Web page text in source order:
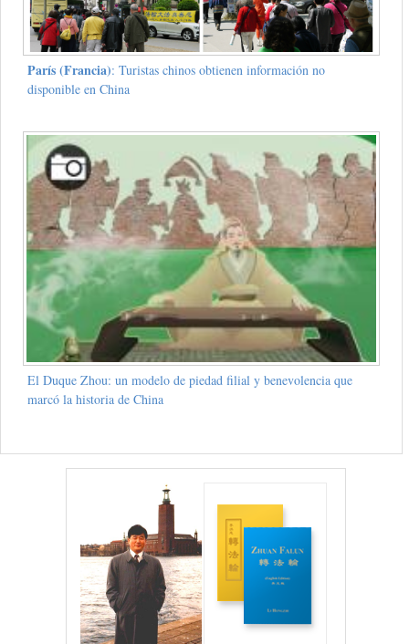
París (Francia): Turistas chinos obtienen información no
disponible en China
El Duque Zhou: un modelo de piedad filial y benevolencia que
marcó la historia de China